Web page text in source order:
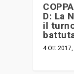
D: La
il
4 Ott 2017,